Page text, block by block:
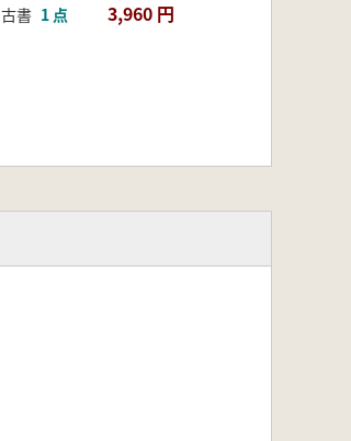
古書 1 点 3,960 円